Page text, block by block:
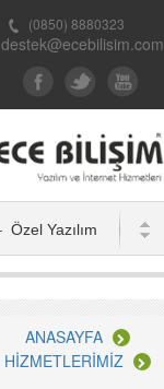
(0850) 8880323
destek@ecebilisim.com
ANASAYFA
HİZMETLERİMİZ